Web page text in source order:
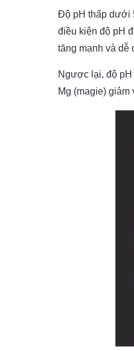
Độ pH thấp dưới
điều kiện độ pH
tăng mạnh và dễ
Ngược lại, độ
Mg (magie) giảm